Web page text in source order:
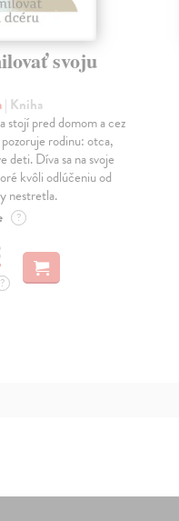
svoju
| Kniha
stojí pred domom a cez
rodinu: otca,
deti. Díva sa na svoje
kvôli odlúčeniu od
nestretla.
?
?